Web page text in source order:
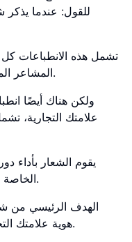
للقول: عندما يذكر
تشمل هذه الانطباعات
المشاعر المتعلقة بالعلامة التجارية بشكل عام.
ولكن هناك أيضًا
علامتك التجارية،
يقوم الشعار بأداء
الخاصة بك ودمجها في صورة واحدة فريدة.
الهدف الرئيسي من
هوية علامتك التجارية عند النظر فقط إلى التصميم.